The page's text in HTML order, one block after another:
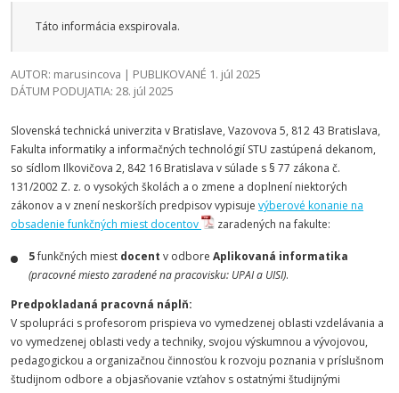
Táto informácia exspirovala.
AUTOR: marusincova | PUBLIKOVANÉ 1. júl 2025
DÁTUM PODUJATIA: 28. júl 2025
Slovenská technická univerzita v Bratislave, Vazovova 5, 812 43 Bratislava,
Fakulta informatiky a informačných technológií STU zastúpená dekanom,
so sídlom Ilkovičova 2, 842 16 Bratislava v súlade s § 77 zákona č.
131/2002 Z. z. o vysokých školách a o zmene a doplnení niektorých
zákonov a v znení neskorších predpisov vypisuje výberové konanie na
obsadenie funkčných miest docentov
zaradených na fakulte:
5funkčných miest docent v odbore Aplikovaná informatika
(pracovné miesto zaradené na pracovisku: UPAI a UISI).
Predpokladaná pracovná náplň:
V spolupráci s profesorom prispieva vo vymedzenej oblasti vzdelávania a
vo vymedzenej oblasti vedy a techniky, svojou výskumnou a vývojovou,
pedagogickou a organizačnou činnosťou k rozvoju poznania v príslušnom
študijnom odbore a objasňovanie vzťahov s ostatnými študijnými